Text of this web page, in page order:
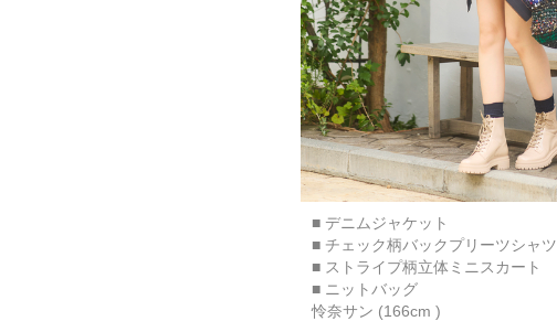
■ デニムジャケット
■ チェック柄バックプリーツシャツ
■ ストライプ柄立体ミニスカート
■ ニットバッグ
怜奈サン (166cm )